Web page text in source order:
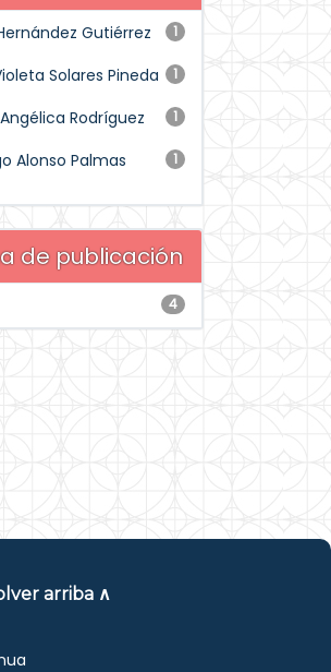
1
Gutiérrez
1
Solares Pineda
1
Rodríguez
1
Alonso Palmas
de publicación
4
arriba ∧